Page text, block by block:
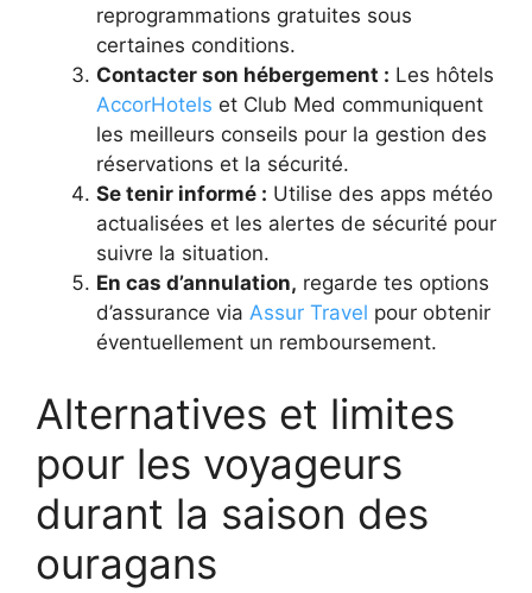
reprogrammations gratuites sous
certaines conditions.
Contacter son hébergement : Les hôtels
AccorHotels et Club Med communiquent
les meilleurs conseils pour la gestion des
réservations et la sécurité.
Se tenir informé : Utilise des apps météo
actualisées et les alertes de sécurité pour
suivre la situation.
En cas d’annulation, regarde tes options
d’assurance via Assur Travel pour obtenir
éventuellement un remboursement.
Alternatives et limites
pour les voyageurs
durant la saison des
ouragans